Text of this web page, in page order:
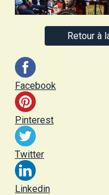
Retour à
Facebook
Pinterest
Twitter
Linkedin